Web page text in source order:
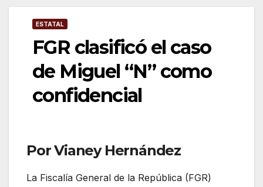
ESTATAL
FGR clasificó el caso
de Miguel “N” como
confidencial
Por Vianey Hernández
La Fiscalía General de la República (FGR)